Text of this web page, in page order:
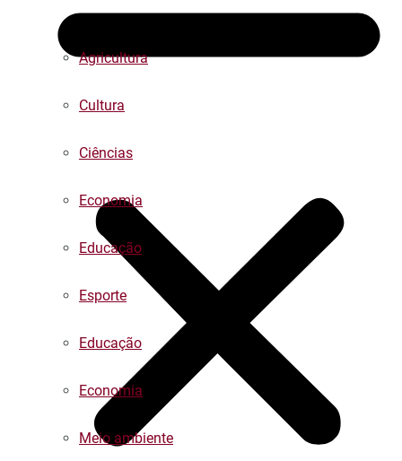
Agricultura
Cultura
Ciências
Economia
Educação
Esporte
Educação
Economia
Meio ambiente